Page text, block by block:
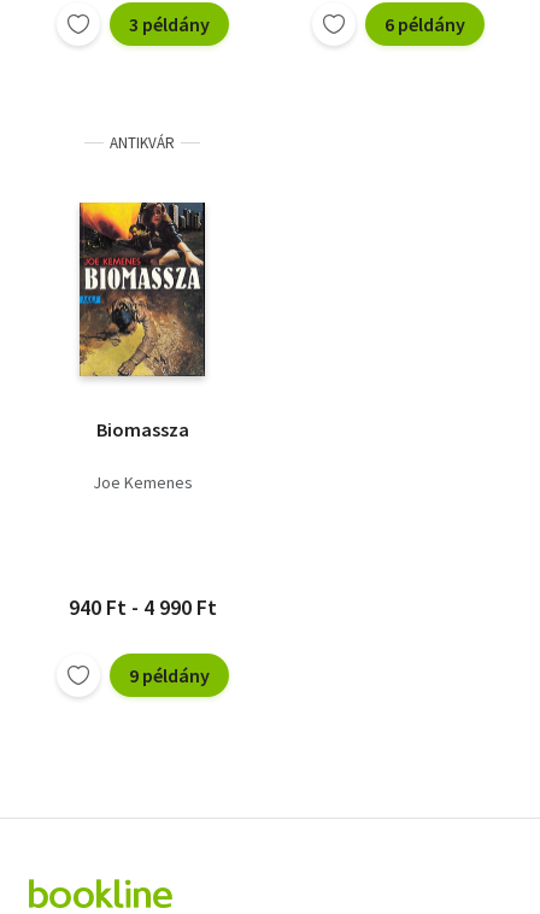
3 példány 6 példány
ANTIKVÁR
Biomassza
Joe Kemenes
940 Ft - 4 990 Ft
9 példány